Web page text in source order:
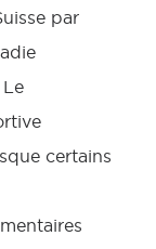
par
certains